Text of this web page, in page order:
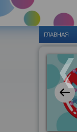
ГЛАВНАЯ